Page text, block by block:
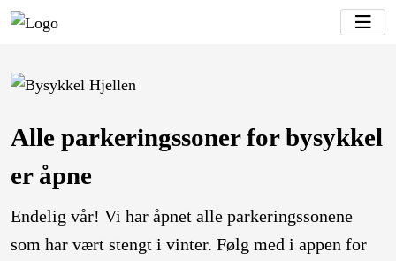
Alle parkeringssoner for bysykkel
er åpne
Endelig vår! Vi har åpnet alle parkeringssonene
som har vært stengt i vinter. Følg med i appen for